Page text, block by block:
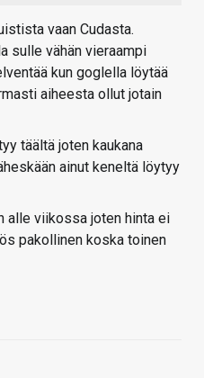
vaan Cudasta.
sulle vähän vieraampi
kun goglella löytää
aiheesta ollut jotain
täältä joten kaukana
ainut keneltä löytyy
alle viikossa joten hinta ei
pakollinen koska toinen